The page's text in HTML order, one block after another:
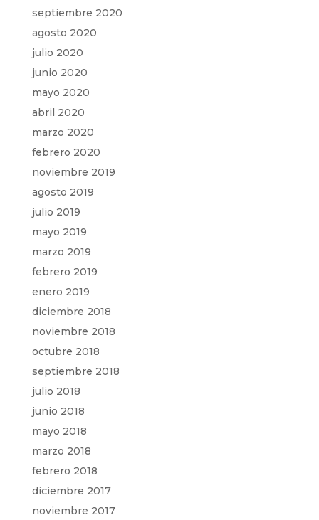
septiembre 2020
agosto 2020
julio 2020
junio 2020
mayo 2020
abril 2020
marzo 2020
febrero 2020
noviembre 2019
agosto 2019
julio 2019
mayo 2019
marzo 2019
febrero 2019
enero 2019
diciembre 2018
noviembre 2018
octubre 2018
septiembre 2018
julio 2018
junio 2018
mayo 2018
marzo 2018
febrero 2018
diciembre 2017
noviembre 2017